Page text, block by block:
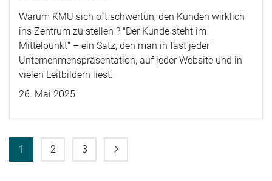
Warum KMU sich oft schwertun, den Kunden wirklich
ins Zentrum zu stellen ? "Der Kunde steht im
Mittelpunkt" – ein Satz, den man in fast jeder
Unternehmenspräsentation, auf jeder Website und in
vielen Leitbildern liest.
26. Mai 2025
1 2 3